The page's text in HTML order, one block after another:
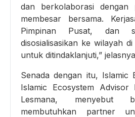
dan berkolaborasi
membesar bersama.
Pimpinan Pusat, dan
disosialisasikan ke wilayah
untuk ditindaklanjuti,”
Senada dengan itu, Islamic
Islamic Ecosystem
Lesmana, menyebut
membutuhkan partner